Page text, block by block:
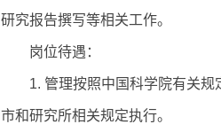
研究报告撰写等相关工作。
岗位待遇：
1. 管理按照中国科学院有关
市和研究所相关规定执行。